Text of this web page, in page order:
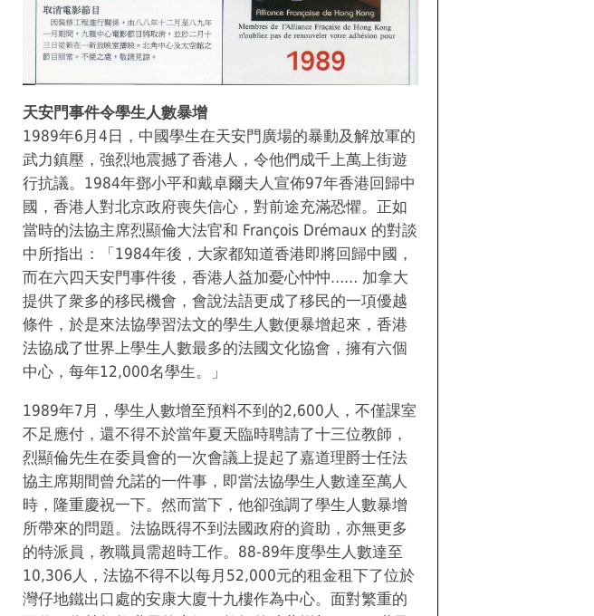
天安門事件令學生人數暴增
1989年6月4日，中國學生在天安門廣場的暴動及解放軍的
武力鎮壓，強烈地震撼了香港人，令他們成千上萬上街遊
行抗議。1984年鄧小平和戴卓爾夫人宣佈97年香港回歸中
國，香港人對北京政府喪失信心，對前途充滿恐懼。正如
當時的法協主席烈顯倫大法官和 François Drémaux 的對談
中所指出：「1984年後，大家都知道香港即將回歸中國，
而在六四天安門事件後，香港人益加憂心忡忡…… 加拿大
提供了衆多的移民機會，會說法語更成了移民的一項優越
條件，於是來法協學習法文的學生人數便暴增起來，香港
法協成了世界上學生人數最多的法國文化協會，擁有六個
中心，每年12,000名學生。」
1989年7月，學生人數增至預料不到的2,600人，不僅課室
不足應付，還不得不於當年夏天臨時聘請了十三位教師，
烈顯倫先生在委員會的一次會議上提起了嘉道理爵士任法
協主席期間曾允諾的一件事，即當法協學生人數達至萬人
時，隆重慶祝一下。然而當下，他卻強調了學生人數暴增
所帶來的問題。法協既得不到法國政府的資助，亦無更多
的特派員，教職員需超時工作。88-89年度學生人數達至
10,306人，法協不得不以每月52,000元的租金租下了位於
灣仔地鐵出口處的安康大廈十九樓作為中心。面對繁重的